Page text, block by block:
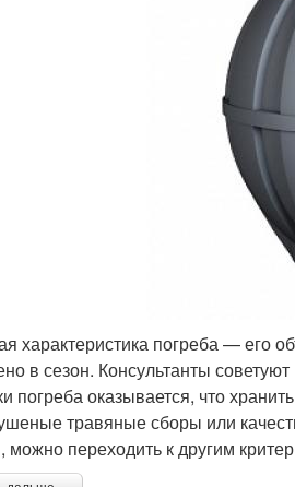
характеристика погреба — его
в сезон. Консультанты
погреба оказывается, что
травяные сборы или
можно переходить к другим